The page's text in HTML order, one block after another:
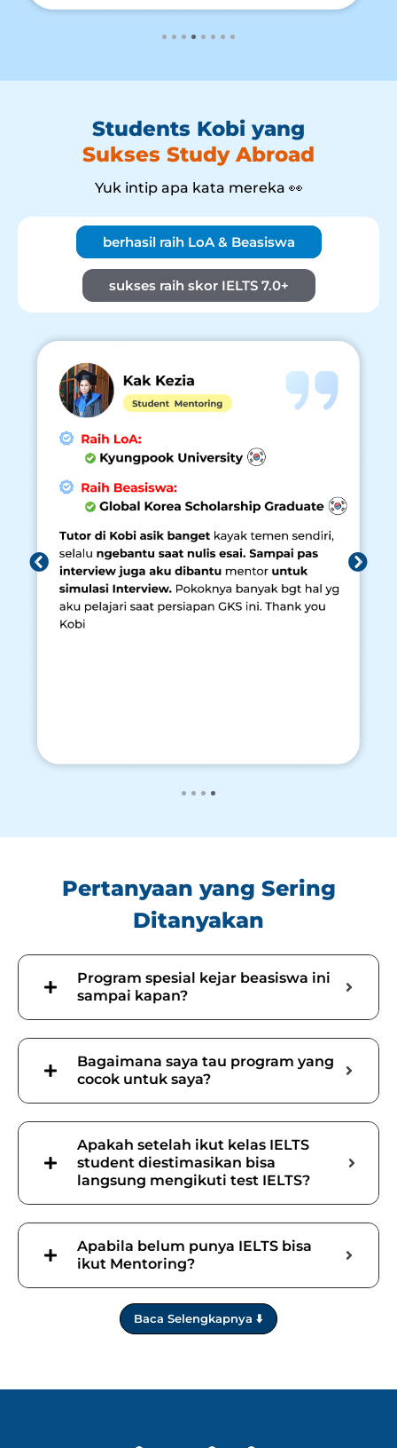
Students Kobi yang
Sukses Study Abroad
Yuk intip apa kata mereka 👀
berhasil raih LoA & Beasiswa
sukses raih skor IELTS 7.0+
Pertanyaan yang Sering
Ditanyakan
Program spesial kejar beasiswa ini
sampai kapan?
Bagaimana saya tau program yang
cocok untuk saya?
Apakah setelah ikut kelas IELTS
student diestimasikan bisa
langsung mengikuti test IELTS?
Apabila belum punya IELTS bisa
ikut Mentoring?
Baca Selengkapnya ⬇️